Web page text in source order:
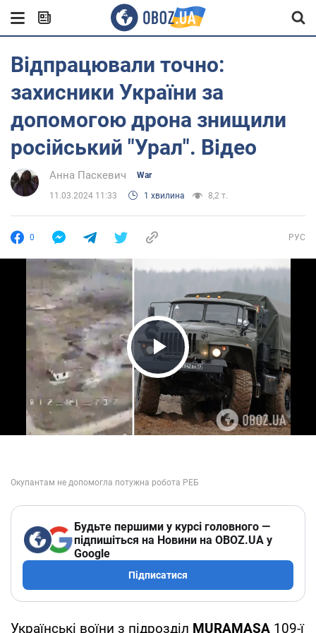
Відпрацювали точно:
захисники України за
допомогою дрона знищили
російський "Урал". Відео
Анна Паскевич War
11.03.2024 11:33 1 хвилина 8,2 т.
0 РУС
Play Video
Будьте першими у курсі головного —
підпишіться на Новини на OBOZ.UA у
Google
Підписатися
Українські воїни з підрозділ MURAMASA 109-ї